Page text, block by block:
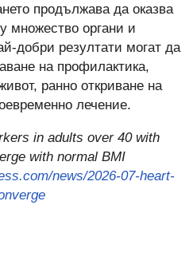
продължава да оказва
множество органи и
добри резултати могат да
на профилактика,
ранно откриване на
лечение.
in adults over 40 with
with normal BMI
news/2026-07-heart-